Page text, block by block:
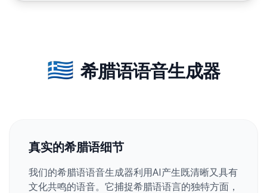
🇬🇷 希腊语语音生成器
真实的希腊语细节
我们的希腊语语音生成器利用AI产生既清晰又具有
文化共鸣的语音。它捕捉希腊语语言的独特方面，